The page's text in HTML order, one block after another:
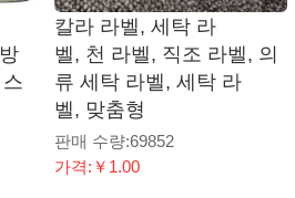
칼라 라벨, 세탁 라
벨, 천 라벨, 직조 라벨, 의
류 세탁 라벨, 세탁 라
벨, 맞춤형
판매 수량:69852
가격:￥1.00